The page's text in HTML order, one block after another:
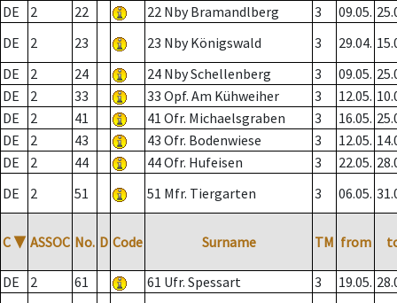
DE
2 22 22 Nby Bramandlberg 3 09.05.
DE
2 23 23 Nby Königswald 3 29.04.
DE
2 24 24 Nby Schellenberg 3 09.05.
DE
2 33 33 Opf. Am Kühweiher 3 12.05.
DE
2 41 41 Ofr. Michaelsgraben 3 16.05.
DE
2 43 43 Ofr. Bodenwiese 3 12.05.
DE
2 44 44 Ofr. Hufeisen 3 22.05.
DE
2 51 51 Mfr. Tiergarten 3 06.05.
C ▼ ASSOC No. D Code Surname TM from
DE 2 61 61 Ufr. Spessart 3 19.05.